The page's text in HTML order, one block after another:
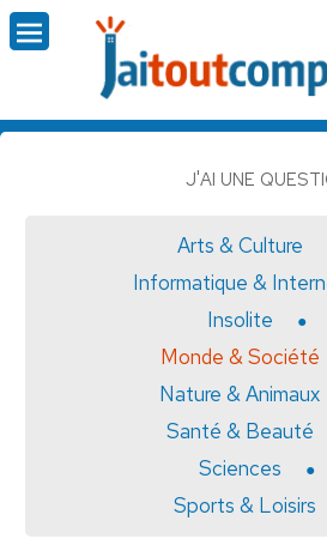
J'AI UNE
Arts & Culture
Informatique &
Insolite
Monde & Société
Nature & Animaux
Santé & Beauté
Sciences
Sports & Loisirs